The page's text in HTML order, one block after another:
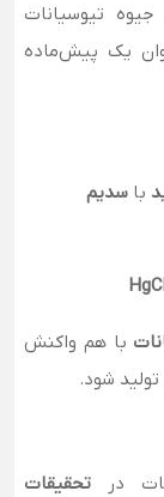
تیوسیانات
یک پیش‌ماده
با سدیم
با هم واکنش
شود.
در تحقیقات